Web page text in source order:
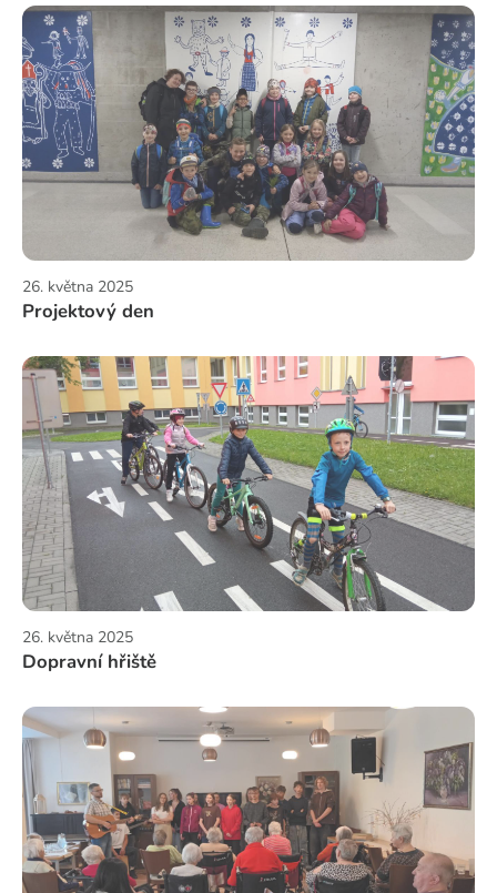
26. května 2025
Projektový den
26. května 2025
Dopravní hřiště